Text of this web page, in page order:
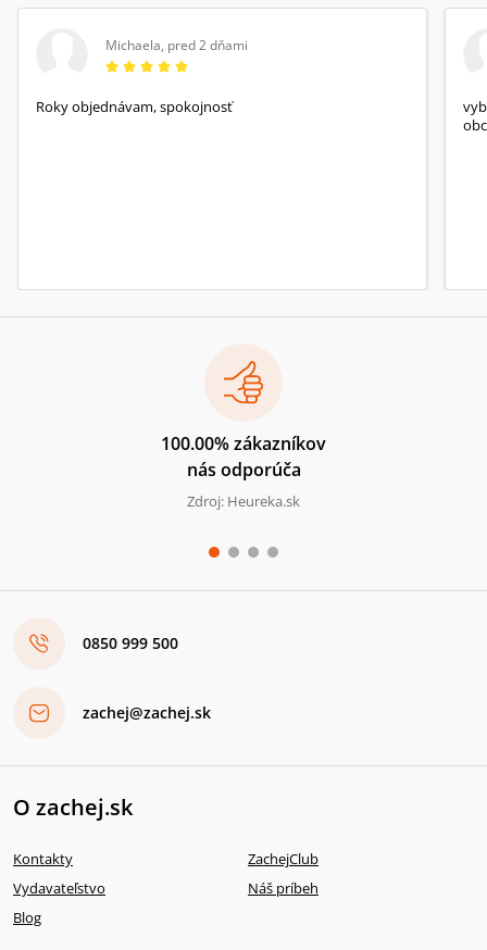
Michaela, pred 2 dňami
Roky objednávam, spokojnosť
100.00% zákazníkov
nás odporúča
Zdroj: Heureka.sk
0850 999 500
zachej@zachej.sk
O zachej.sk
Kontakty
ZachejClub
Vydavateľstvo
Náš príbeh
Blog